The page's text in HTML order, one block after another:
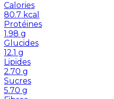
Calories
80.7 kcal
Protéines
1.98 g
Glucides
12.1 g
Lipides
2.70 g
Sucres
5.70 g